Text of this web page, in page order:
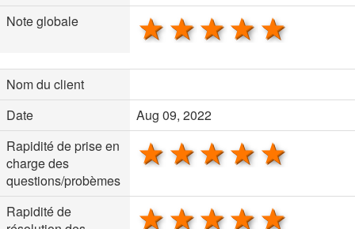
Note globale
4 stars
3 stars
2 stars
1 star
Nom du client
Date
Aug 09, 2022
Rapidité de prise en
charge des
questions/probèmes
4 stars
3 stars
2 stars
1 star
Rapidité de
4 stars
3 stars
2 stars
1 star